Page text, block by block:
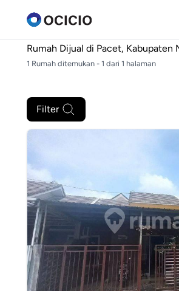
Rumah Dijual di Pacet, Kabupaten
1 Rumah ditemukan - 1 dari 1 halaman
Filter